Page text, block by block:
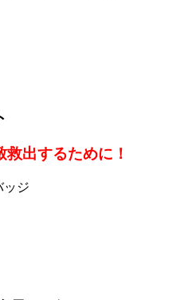
出するために！
ッジ